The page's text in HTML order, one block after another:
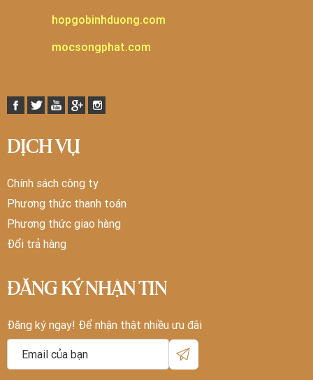
hopgobinhduong.com
mocsongphat.com
DỊCH VỤ
Chính sách công ty
Phương thức thanh toán
Phương thức giao hàng
Đổi trả hàng
ĐĂNG KÝ NHẬN TIN
Đăng ký ngay! Để nhận thật nhiều ưu đãi